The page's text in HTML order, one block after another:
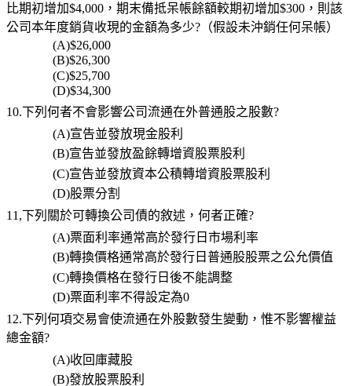
比期初增加$4,000 ，期末備抵呆帳餘額較期初增加$300 ，則該
公司本年度銷貨收現的金額為多少? （假設未沖銷任何呆帳）
(A)$26,000
(B)$26,300
(C)$25,700
(D)$34,300
10.下列何者不會影響公司流通在外普通股之股數?
(A)宣告並發放現金股利
(B)宣告並發放盈餘轉增資股票股利
(C)宣告並發放資本公積轉增資股票股利
(D)股票分割
11,下列關於可轉換公司債的敘述，何者正確?
(A)票面利率通常高於發行日市場利率
(B)轉換價格通常高於發行日普通股股票之公允價值
(C)轉換價格在發行日後不能調整
(D)票面利率不得設定為0
12.下列何項交易會使流通在外股數發生變動，惟不影響權益
總金額?
(A)收回庫藏股
(B)發放股票股利